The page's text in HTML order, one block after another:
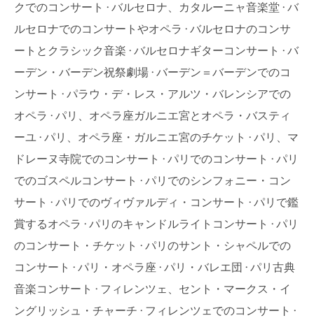
クでのコンサート
バルセロナ、カタルーニャ音楽堂
バ
ルセロナでのコンサートやオペラ
バルセロナのコンサ
ートとクラシック音楽
バルセロナギターコンサート
バ
ーデン・バーデン祝祭劇場 バーデン＝バーデンでのコ
ンサート
パラウ・デ・レス・アルツ・バレンシアでの
オペラ
パリ、オペラ座ガルニエ宮とオペラ・バスティ
ーユ パリ、オペラ座・ガルニエ宮のチケット
パリ、マ
ドレーヌ寺院でのコンサート
パリでのコンサート
パリ
でのゴスペルコンサート
パリでのシンフォニー・コン
サート
パリでのヴィヴァルディ・コンサート
パリで鑑
賞するオペラ
パリのキャンドルライトコンサート
パリ
のコンサート・チケット
パリのサント・シャペルでの
コンサート
パリ・オペラ座 パリ・バレエ団
パリ古典
音楽コンサート
フィレンツェ、セント・マークス・イ
ングリッシュ・チャーチ
フィレンツェでのコンサート